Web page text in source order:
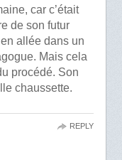
car c’était
de son futur
allée dans un
Mais cela
procédé. Son
chaussette.
REPLY